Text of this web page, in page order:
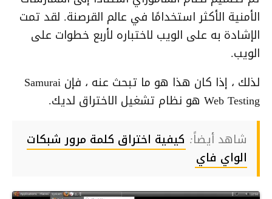
الأمنية الأكثر استخدامًا في عالم القرصنة. لقد تمت
الإشادة به على الويب لاختباره لأربع خطوات على
الويب.
لذلك ، إذا كان هذا هو ما تبحث عنه ، فإن Samurai
Web Testing هو نظام تشغيل الاختراق لديك.
شاهد أيضاً: كيفية اختراق كلمة مرور شبكات
الواي فاي